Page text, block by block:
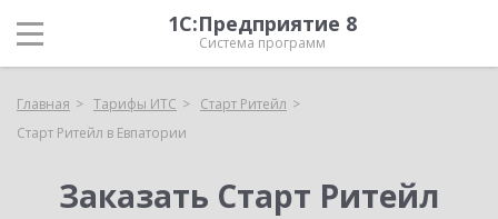
1С:Предприятие 8
Система программ
Главная Тарифы ИТС
Старт Ритейл
Старт Ритейл в Евпатории
Заказать Старт Ритейл